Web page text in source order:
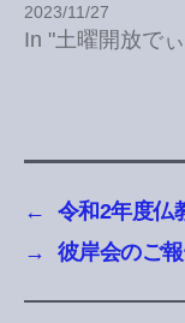
2023/11/27
In "土曜開放で
←
令和2年度仏
→
彼岸会のご